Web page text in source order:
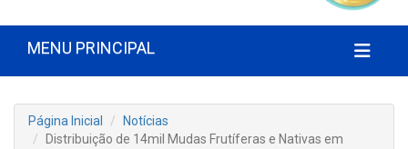
MENU PRINCIPAL
Página Inicial
Notícias
Distribuição de 14mil Mudas Frutíferas e Nativas em